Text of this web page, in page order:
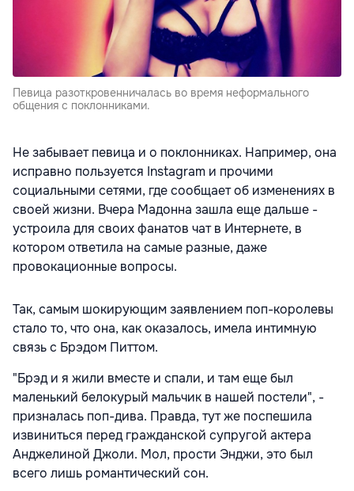
Певица разоткровенничалась во время неформального
общения с поклонниками.
Не забывает певица и о поклонниках. Например, она
исправно пользуется Instagram и прочими
социальными сетями, где сообщает об изменениях в
своей жизни. Вчера Мадонна зашла еще дальше -
устроила для своих фанатов чат в Интернете, в
котором ответила на самые разные, даже
провокационные вопросы.
Так, самым шокирующим заявлением поп-королевы
стало то, что она, как оказалось, имела интимную
связь с Брэдом Питтом.
"Брэд и я жили вместе и спали, и там еще был
маленький белокурый мальчик в нашей постели", -
призналась поп-дива. Правда, тут же поспешила
извиниться перед гражданской супругой актера
Анджелиной Джоли. Мол, прости Энджи, это был
всего лишь романтический сон.